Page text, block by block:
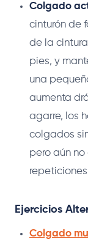
Colgado
cinturón de
de la
pies, y
una
aumenta
agarre, los
colgados
pero aún
Ejercicios
Colgado